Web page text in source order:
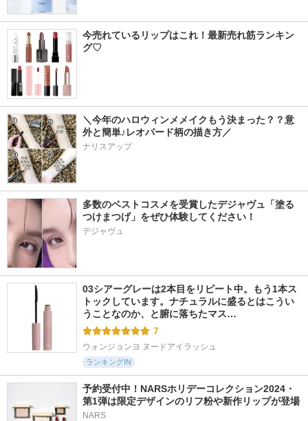
今売れているリップはこれ！最新売れ筋ランキン
グ♡
＼今年のハロウィンメメイクもう決まった？？意
外と簡単♪レオパード柄の描き方／
ナリスアップ
多数のベストコスメを受賞したデジャヴュ「塗る
つけまつげ」をぜひ体験してください！
デジャヴュ
03シアーグレーは2本目をリピート中。もう1本ス
トックしています。ナチュラルに盛るとはこうい
うことなのか、と腑に落ちたマス…
7
ウォンジョンヨ ヌードアイラッシュ
ランキングIN
予約受付中！NARSホリデーコレクション2024・
第1弾は限定デザインのリフ粉や新作リップが登場
NARS